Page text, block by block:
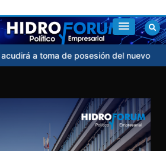
a toma de posesión del nuevo